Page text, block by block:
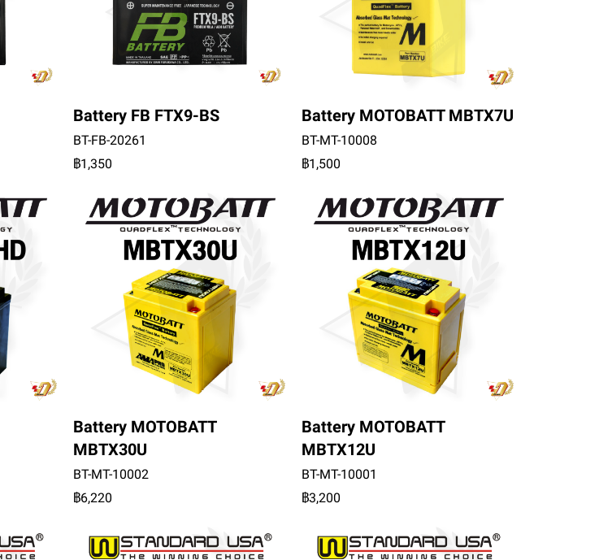
Battery FB FTX9-BS
BT-FB-20261
฿1,350
Battery MOTOBATT MBTX7U
BT-MT-10008
฿1,500
Battery MOTOBATT
MBTX30U
BT-MT-10002
฿6,220
Battery MOTOBATT
MBTX12U
BT-MT-10001
฿3,200